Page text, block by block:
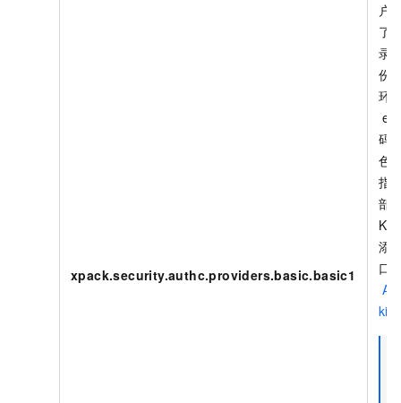
xpack.security.authc.providers.basic.basic1
户
了
录
份
环
码
色
指
部
添
口